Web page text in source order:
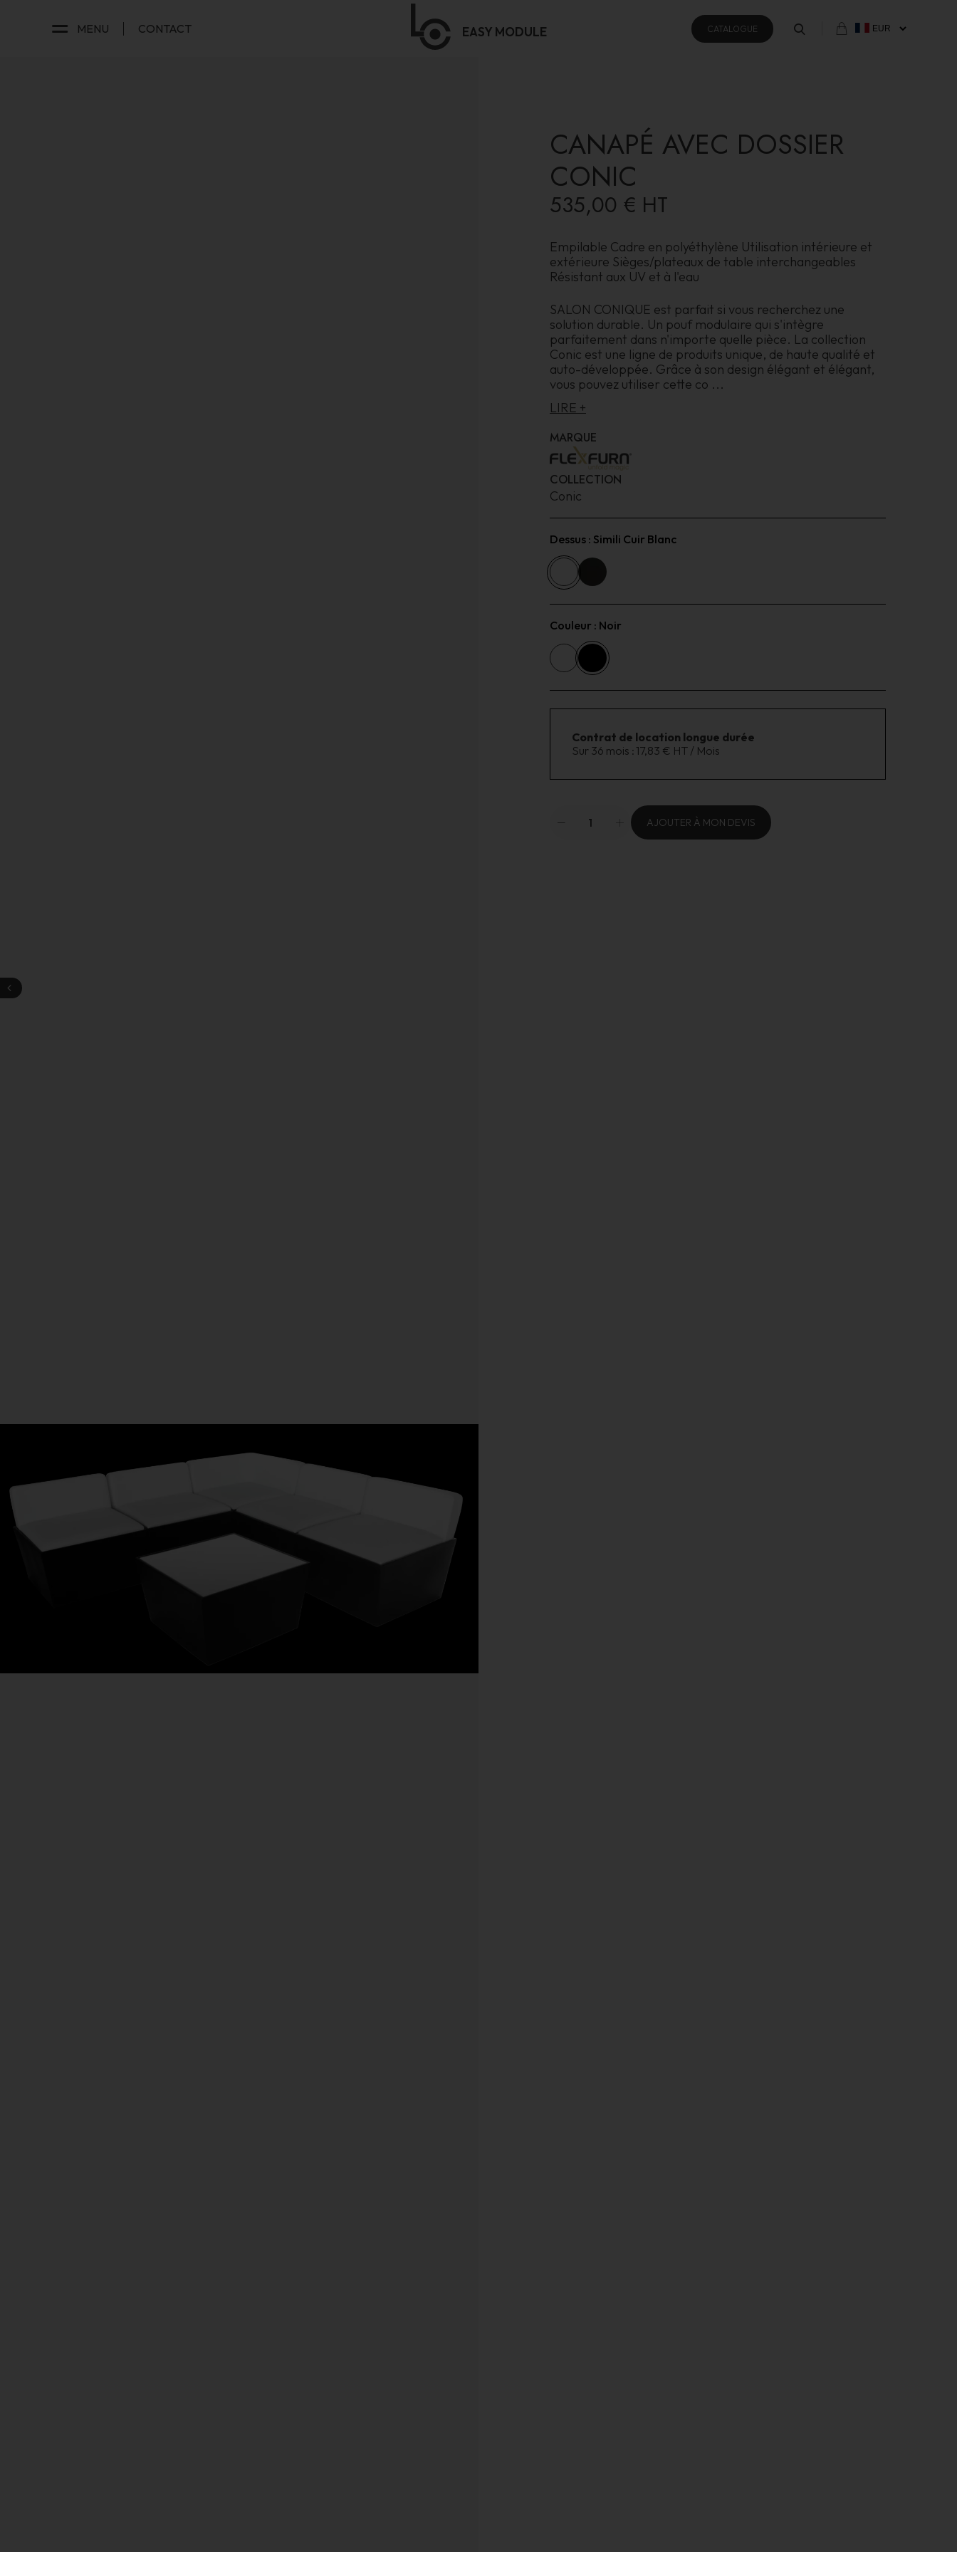
MENU CONTACT EASY MODULE CATALOGUE
CANAPÉ AVEC DOSSIER
CONIC
535,00 € HT
Empilable Cadre en polyéthylène Utilisation intérieure et
extérieure Sièges/plateaux de table interchangeables
Résistant aux UV et à l'eau
SALON CONIQUE est parfait si vous recherchez une
solution durable. Un pouf modulaire qui s'intègre
parfaitement dans n'importe quelle pièce. La collection
Conic est une ligne de produits unique, de haute qualité et
auto-développée. Grâce à son design élégant et élégant,
vous pouvez utiliser cette co ...
LIRE +
MARQUE
COLLECTION
Conic
Dessus : Simili Cuir Blanc
Couleur : Noir
Contrat de location longue durée
Sur 36 mois : 17,83 € HT / Mois
AJOUTER À MON DEVIS